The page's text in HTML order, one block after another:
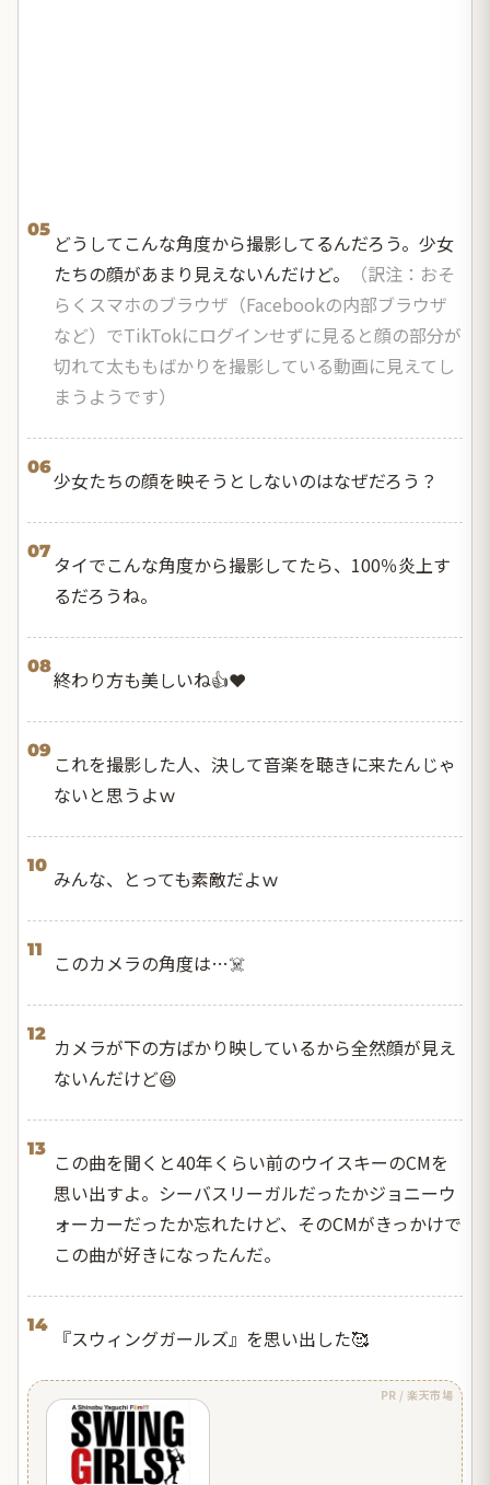
05
どうしてこんな角度から撮影してるんだろう。少女
たちの顔があまり見えないんだけど。
（訳注：おそ
らくスマホのブラウザ（Facebookの内部ブラウザ
など）でTikTokにログインせずに見ると顔の部分が
切れて太ももばかりを撮影している動画に見えてし
まうようです）
06
少女たちの顔を映そうとしないのはなぜだろう？
07
タイでこんな角度から撮影してたら、100％炎上す
るだろうね。
08
終わり方も美しいね👍❤️
09
これを撮影した人、決して音楽を聴きに来たんじゃ
ないと思うよｗ
10
みんな、とっても素敵だよｗ
11
このカメラの角度は…☠️
12
カメラが下の方ばかり映しているから全然顔が見え
ないんだけど😆
13
この曲を聞くと40年くらい前のウイスキーのCMを
思い出すよ。シーバスリーガルだったかジョニーウ
ォーカーだったか忘れたけど、そのCMがきっかけで
この曲が好きになったんだ。
14
『スウィングガールズ』を思い出した🥰
PR / 楽天市場